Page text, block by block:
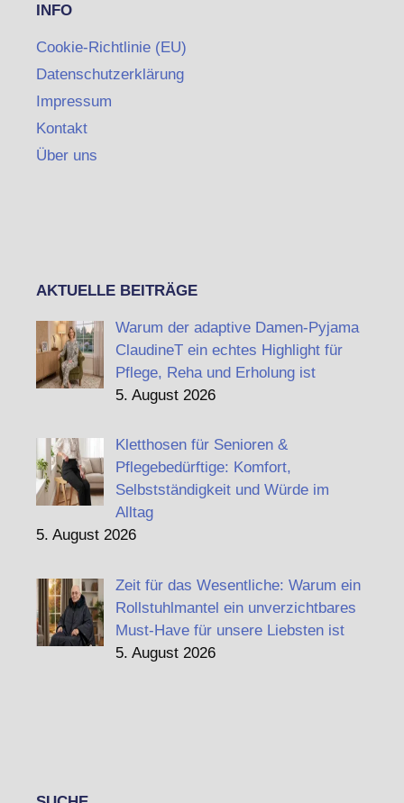
INFO
Cookie-Richtlinie (EU)
Datenschutzerklärung
Impressum
Kontakt
Über uns
AKTUELLE BEITRÄGE
Warum der adaptive Damen-Pyjama
ClaudineT ein echtes Highlight für
Pflege, Reha und Erholung ist
5. August 2026
Kletthosen für Senioren &
Pflegebedürftige: Komfort,
Selbstständigkeit und Würde im
Alltag
5. August 2026
Zeit für das Wesentliche: Warum ein
Rollstuhlmantel ein unverzichtbares
Must-Have für unsere Liebsten ist
5. August 2026